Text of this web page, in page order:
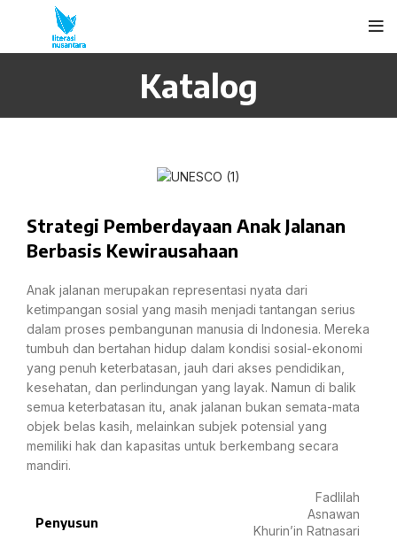
Katalog
Strategi Pemberdayaan Anak Jalanan
Berbasis Kewirausahaan
Anak jalanan merupakan representasi nyata dari
ketimpangan sosial yang masih menjadi tantangan serius
dalam proses pembangunan manusia di Indonesia. Mereka
tumbuh dan bertahan hidup dalam kondisi sosial-ekonomi
yang penuh keterbatasan, jauh dari akses pendidikan,
kesehatan, dan perlindungan yang layak. Namun di balik
semua keterbatasan itu, anak jalanan bukan semata-mata
objek belas kasih, melainkan subjek potensial yang
memiliki hak dan kapasitas untuk berkembang secara
mandiri.
Penyusun
Fadlilah
Asnawan
Khurin’in Ratnasari